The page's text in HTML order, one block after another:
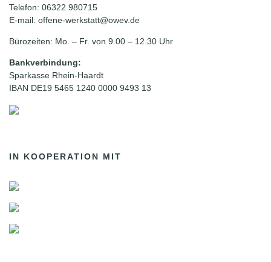
Telefon: 06322 980715
E-mail: offene-werkstatt@owev.de
Bürozeiten: Mo. – Fr. von 9.00 – 12.30 Uhr
Bankverbindung:
Sparkasse Rhein-Haardt
IBAN DE19 5465 1240 0000 9493 13
IN KOOPERATION MIT